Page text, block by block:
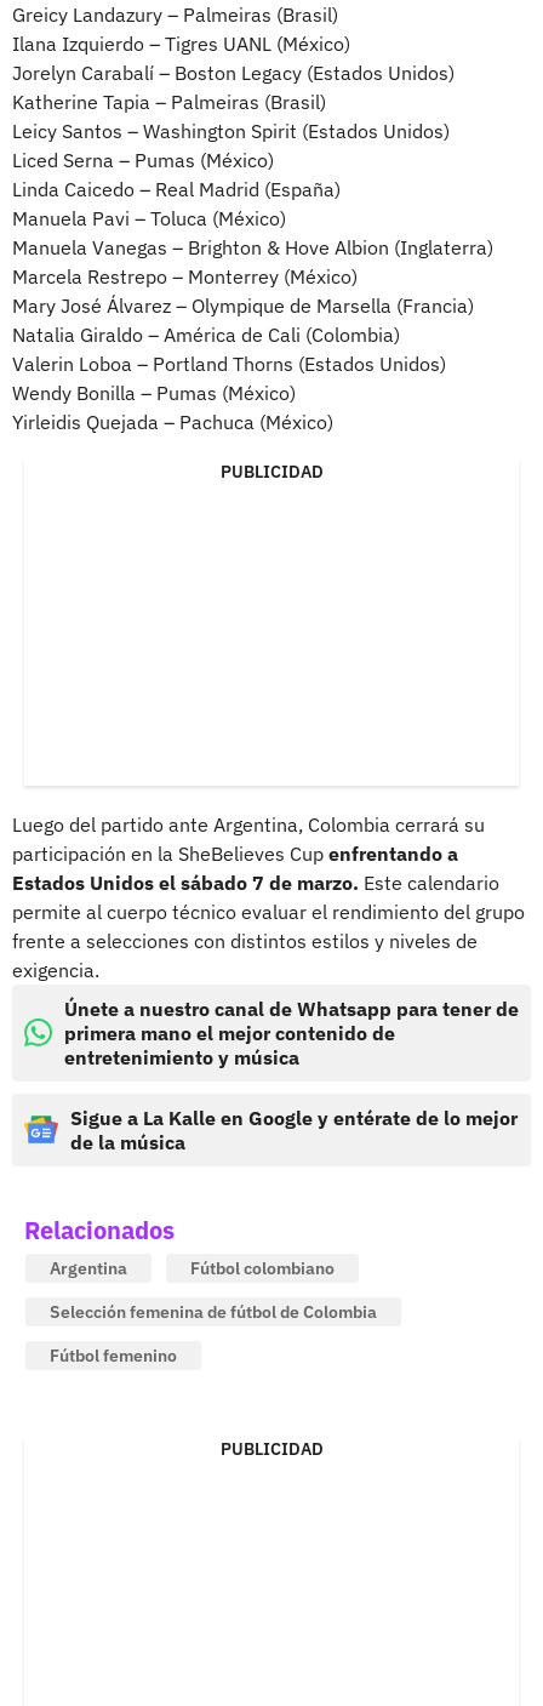
Greicy Landazury – Palmeiras (Brasil)
Ilana Izquierdo – Tigres UANL (México)
Jorelyn Carabalí – Boston Legacy (Estados Unidos)
Katherine Tapia – Palmeiras (Brasil)
Leicy Santos – Washington Spirit (Estados Unidos)
Liced Serna – Pumas (México)
Linda Caicedo – Real Madrid (España)
Manuela Pavi – Toluca (México)
Manuela Vanegas – Brighton & Hove Albion (Inglaterra)
Marcela Restrepo – Monterrey (México)
Mary José Álvarez – Olympique de Marsella (Francia)
Natalia Giraldo – América de Cali (Colombia)
Valerin Loboa – Portland Thorns (Estados Unidos)
Wendy Bonilla – Pumas (México)
Yirleidis Quejada – Pachuca (México)
PUBLICIDAD
Luego del partido ante Argentina, Colombia cerrará su
participación en la SheBelieves Cup enfrentando a
Estados Unidos el sábado 7 de marzo. Este calendario
permite al cuerpo técnico evaluar el rendimiento del grupo
frente a selecciones con distintos estilos y niveles de
exigencia.
Únete a nuestro canal de Whatsapp para tener de
primera mano el mejor contenido de
entretenimiento y música
Sigue a La Kalle en Google y entérate de lo mejor
de la música
Relacionados
Argentina
Fútbol colombiano
Selección femenina de fútbol de Colombia
Fútbol femenino
PUBLICIDAD